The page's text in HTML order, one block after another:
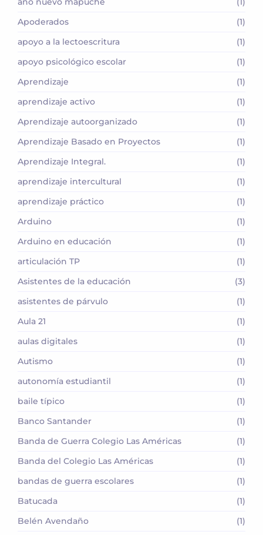
Apoderados
(1)
apoyo a la lectoescritura
(1)
apoyo psicológico escolar
(1)
Aprendizaje
(1)
aprendizaje activo
(1)
Aprendizaje autoorganizado
(1)
Aprendizaje Basado en Proyectos
(1)
Aprendizaje Integral.
(1)
aprendizaje intercultural
(1)
aprendizaje práctico
(1)
Arduino
(1)
Arduino en educación
(1)
articulación TP
(1)
Asistentes de la educación
(3)
asistentes de párvulo
(1)
Aula 21
(1)
aulas digitales
(1)
Autismo
(1)
autonomía estudiantil
(1)
baile típico
(1)
Banco Santander
(1)
Banda de Guerra Colegio Las Américas
(1)
Banda del Colegio Las Américas
(1)
bandas de guerra escolares
(1)
Batucada
(1)
Belén Avendaño
(1)